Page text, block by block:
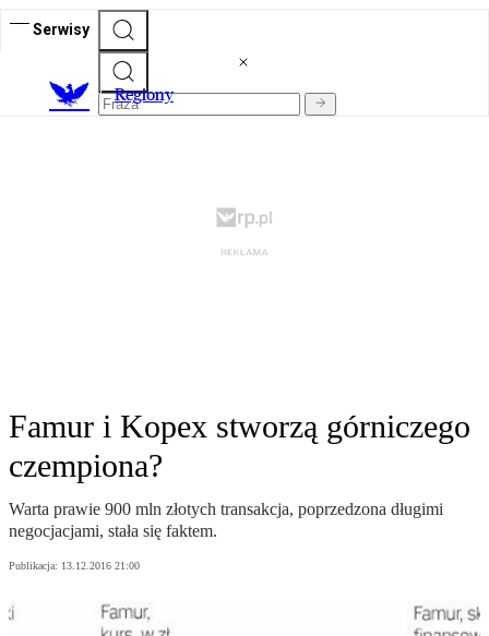
Serwisy
Regiony
Famur i Kopex stworzą górniczego
czempiona?
Warta prawie 900 mln złotych transakcja, poprzedzona długimi
negocjacjami, stała się faktem.
Publikacja: 13.12.2016 21:00